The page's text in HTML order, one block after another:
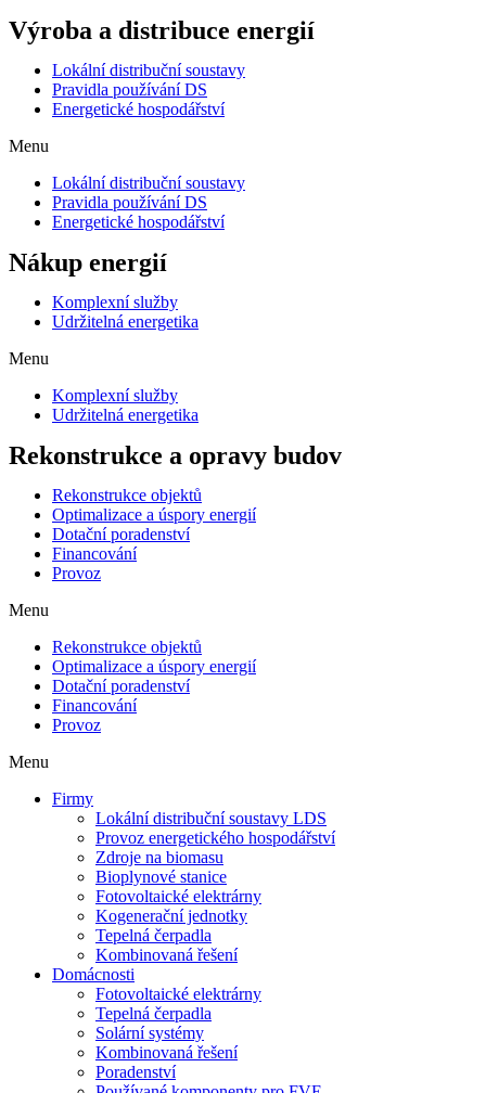
Výroba a distribuce energií
Lokální distribuční soustavy
Pravidla používání DS
Energetické hospodářství
Menu
Lokální distribuční soustavy
Pravidla používání DS
Energetické hospodářství
Nákup energií
Komplexní služby
Udržitelná energetika
Menu
Komplexní služby
Udržitelná energetika
Rekonstrukce a opravy budov
Rekonstrukce objektů
Optimalizace a úspory energií
Dotační poradenství
Financování
Provoz
Menu
Rekonstrukce objektů
Optimalizace a úspory energií
Dotační poradenství
Financování
Provoz
Menu
Firmy
Lokální distribuční soustavy LDS
Provoz energetického hospodářství
Zdroje na biomasu
Bioplynové stanice
Fotovoltaické elektrárny
Kogenerační jednotky
Tepelná čerpadla
Kombinovaná řešení
Domácnosti
Fotovoltaické elektrárny
Tepelná čerpadla
Solární systémy
Kombinovaná řešení
Poradenství